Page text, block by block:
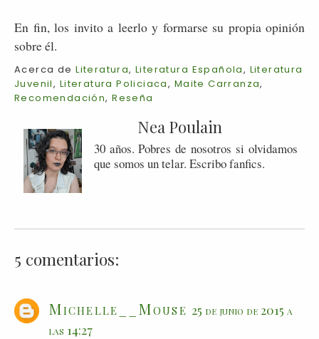
En fin, los invito a leerlo y formarse su propia opinión
sobre él.
Acerca deLiteratura,Literatura Española, Literatura
Juvenil, Literatura Policiaca, Maite Carranza,
Recomendación,Reseña
Nea Poulain
30 años. Pobres de nosotros si olvidamos
que somos un telar. Escribo fanfics.
5 comentarios:
Michelle__Mouse 25 de junio de 2015 a
las 14:27